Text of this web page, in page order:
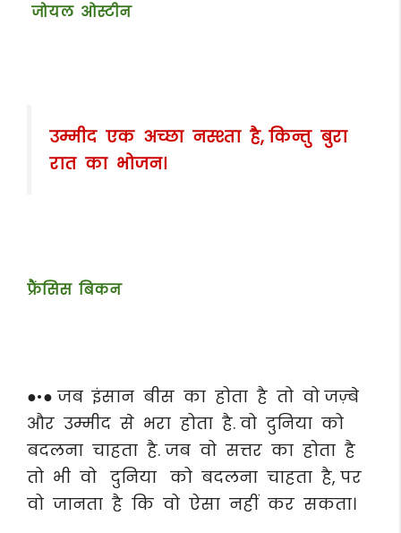
जोयल ओस्टीन
उम्मीद एक अच्छा नस्श्ता है, किन्तु बुरा
रात का भोजन।
फ्रैंसिस बिकन
●•● जब इंसान बीस का होता है तो वो जज़्बे
और उम्मीद से भरा होता है. वो दुनिया को
बदलना चाहता है. जब वो सत्तर का होता है
तो भी वो दुनिया को बदलना चाहता है, पर
वो जानता है कि वो ऐसा नहीं कर सकता।